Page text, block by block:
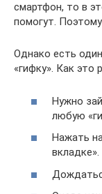
смартфон, то в
помогут.
Однако есть
«гифку». Как это
Нужно
любую
Нажать
вкладке».